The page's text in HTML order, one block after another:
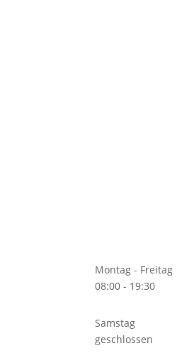
Montag - Freitag
08:00 - 19:30
Samstag
geschlossen